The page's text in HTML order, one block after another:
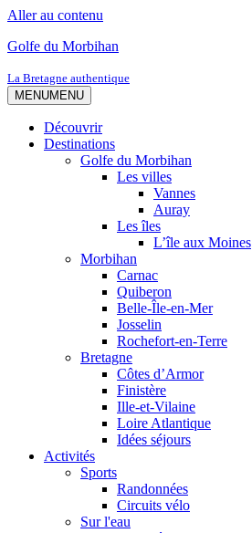
Aller au contenu
Golfe du Morbihan
La Bretagne authentique
MENUMENU
Découvrir
Destinations
Golfe du Morbihan
Les villes
Vannes
Auray
Les îles
L’île aux Moines
Morbihan
Carnac
Quiberon
Belle-Île-en-Mer
Josselin
Rochefort-en-Terre
Bretagne
Côtes d’Armor
Finistère
Ille-et-Vilaine
Loire Atlantique
Idées séjours
Activités
Sports
Randonnées
Circuits vélo
Sur l'eau